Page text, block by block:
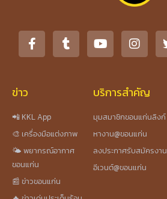
ข่าว
📲 KKL App
🎨 เครื่องมือแต่งภาพ
🌤️ พยากรณ์อากาศ
ขอนแก่น
📰 ข่าวขอนแก่น
บริการสำคัญ
มุมสมาชิกขอนแก่นลิงก์
หางาน@ขอนแก่น
ลงประกาศรับสมัครงาน
อีเวนต์@ขอนแก่น